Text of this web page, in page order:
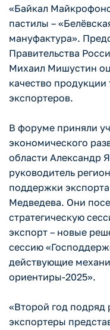
«Байкал
пастилы –
мануфактура».
Правительства
Михаил Мишустин
качество продукции
экспортеров.
В форуме приняли
экономического
области Александр
руководитель
поддержки
Медведева. Они
стратегическую
экспорт – новые
сессию
действующие
ориентиры-2025».
«Второй год подряд
экспортеры